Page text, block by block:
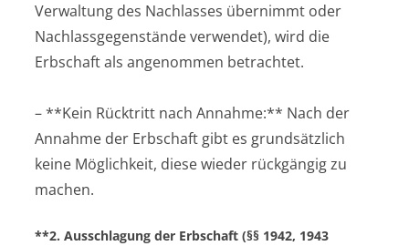
Verwaltung des Nachlasses übernimmt oder
Nachlassgegenstände verwendet), wird die
Erbschaft als angenommen betrachtet.
– **Kein Rücktritt nach Annahme:** Nach der
Annahme der Erbschaft gibt es grundsätzlich
keine Möglichkeit, diese wieder rückgängig zu
machen.
**2. Ausschlagung der Erbschaft (§§ 1942, 1943